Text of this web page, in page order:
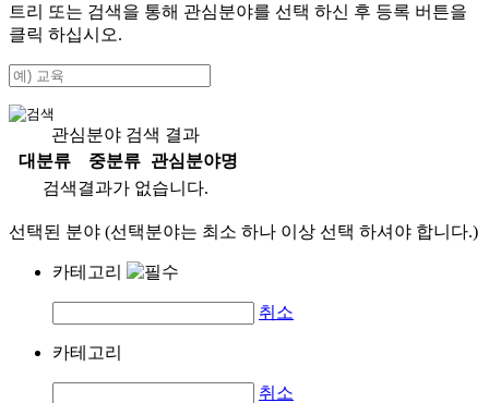
트리 또는 검색을 통해 관심분야를 선택 하신 후 등록 버튼을
클릭 하십시오.
관심분야 검색 결과
대분류
중분류
관심분야명
검색결과가 없습니다.
선택된 분야 (선택분야는 최소 하나 이상 선택 하셔야 합니다.)
카테고리
취소
카테고리
취소